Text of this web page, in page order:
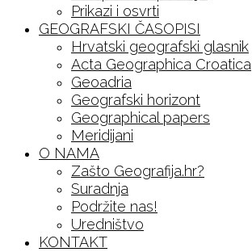
Prikazi i osvrti
GEOGRAFSKI ČASOPISI
Hrvatski geografski glasnik
Acta Geographica Croatica
Geoadria
Geografski horizont
Geographical papers
Meridijani
O NAMA
Zašto Geografija.hr?
Suradnja
Podržite nas!
Uredništvo
KONTAKT